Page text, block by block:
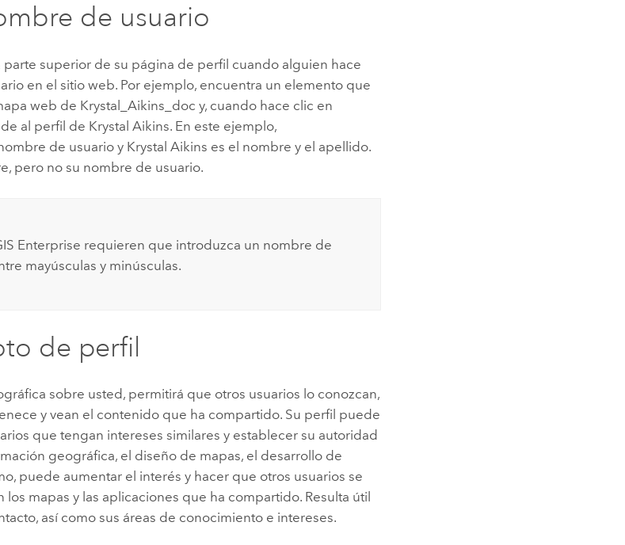
de usuario
parte superior de su página de perfil cuando alguien hace
en el sitio web. Por ejemplo, encuentra un elemento que
web de Krystal_Aikins_doc y, cuando hace clic en
al perfil de Krystal Aikins. En este ejemplo,
de usuario y Krystal Aikins es el nombre y el apellido.
pero no su nombre de usuario.
Enterprise requieren que introduzca un nombre de
mayúsculas y minúsculas.
de perfil
sobre usted, permitirá que otros usuarios lo conozcan,
y vean el contenido que ha compartido. Su perfil puede
que tengan intereses similares y establecer su autoridad
geográfica, el diseño de mapas, el desarrollo de
puede aumentar el interés y hacer que otros usuarios se
los mapas y las aplicaciones que ha compartido. Resulta útil
así como sus áreas de conocimiento e intereses.